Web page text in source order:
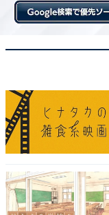
シリーズ、ドラマ
イル～』シリー
『青天を衝け』な
に加え、英語や中
す。
回答者のコメント
なので」（50代女
茨城県）、「シン
と思うから」（30